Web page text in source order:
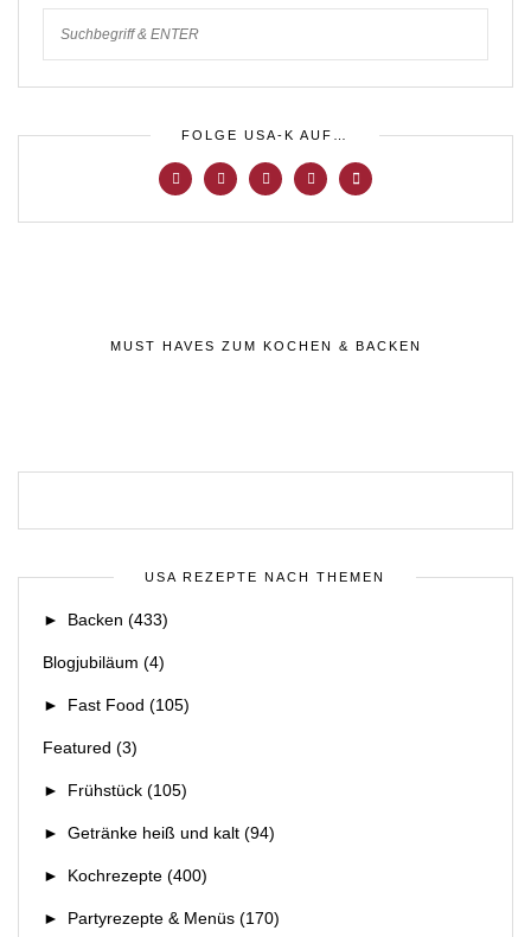
FOLGE USA-K AUF…
MUST HAVES ZUM KOCHEN & BACKEN
USA REZEPTE NACH THEMEN
► Backen (433)
Blogjubiläum (4)
► Fast Food (105)
Featured (3)
► Frühstück (105)
► Getränke heiß und kalt (94)
► Kochrezepte (400)
► Partyrezepte & Menüs (170)